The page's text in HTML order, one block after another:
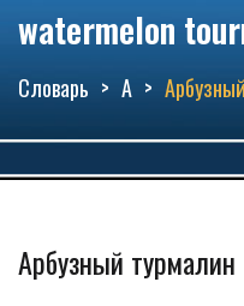
watermelon
Словарь А
Арбузный турмалин